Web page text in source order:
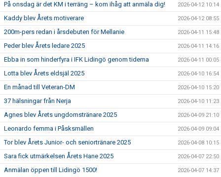
På onsdag är det KM i terräng – kom ihåg att anmäla dig! 2026-04-12 10:14
Kaddy blev Årets motiverare 2026-04-12 08:55
200m-pers redan i årsdebuten för Mellanie 2026-04-11 15:48
Peder blev Årets ledare 2025 2026-04-11 14:16
Ebba in som hinderfyra i IFK Lidingö genom tiderna 2026-04-11 00:05
Lotta blev Årets eldsjäl 2025 2026-04-10 16:54
En månad till Veteran-DM 2026-04-10 15:20
37 hälsningar från Nerja 2026-04-10 11:23
Agnes blev Årets ungdomstränare 2025 2026-04-09 21:10
Leonardo femma i Påsksmällen 2026-04-09 09:04
Tor blev Årets Junior- och seniortränare 2025 2026-04-08 10:15
Sara fick utmärkelsen Årets Hane 2025 2026-04-07 22:50
Anmälan öppen till Lidingö 1500! 2026-04-07 14:37